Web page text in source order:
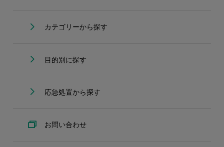
カテゴリーから探す
目的別に探す
応急処置から探す
お問い合わせ